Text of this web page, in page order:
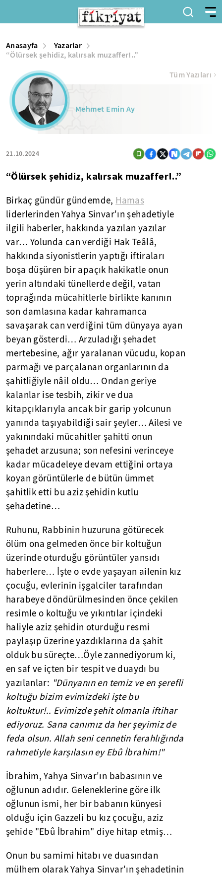
Anasayfa
Yazarlar
“Ölürsek şehidiz, kalırsak muzaffer!..”
Mehmet Emin Ay
21.10.2024
Tüm Yazıları
“Ölürsek şehidiz, kalırsak muzaffer!..”
Birkaç gündür gündemde, Hamas
liderlerinden Yahya Sinvar'ın şehadetiyle
ilgili haberler, hakkında yazılan yazılar
var… Yolunda can verdiği Hak Teâlâ,
hakkında siyonistlerin yaptığı iftiraları
boşa düşüren bir apaçık hakikatle onun
yerin altındaki tünellerde değil, vatan
toprağında mücahitlerle birlikte kanının
son damlasına kadar kahramanca
savaşarak can verdiğini tüm dünyaya ayan
beyan gösterdi… Arzuladığı şehadet
mertebesine, ağır yaralanan vücudu, kopan
parmağı ve parçalanan organlarının da
şahitliğiyle nâil oldu… Ondan geriye
kalanlar ise tesbih, zikir ve dua
kitapçıklarıyla ancak bir garip yolcunun
yanında taşıyabildiği sair şeyler… Ailesi ve
yakınındaki mücahitler şahitti onun
şehadet arzusuna; son nefesini verinceye
kadar mücadeleye devam ettiğini ortaya
koyan görüntülerle de bütün ümmet
şahitlik etti bu aziz şehidin kutlu
şehadetine…
Ruhunu, Rabbinin huzuruna götürecek
ölüm ona gelmeden önce bir koltuğun
üzerinde oturduğu görüntüler yansıdı
haberlere… İşte o evde yaşayan ailenin kız
çocuğu, evlerinin işgalciler tarafından
harabeye döndürülmesinden önce çekilen
resimle o koltuğu ve yıkıntılar içindeki
haliyle aziz şehidin oturduğu resmi
paylaşıp üzerine yazdıklarına da şahit
olduk bu süreçte…Öyle zannediyorum ki,
en saf ve içten bir tespit ve duaydı bu
yazılanlar: "Dünyanın en temiz ve en şerefli
koltuğu bizim evimizdeki işte bu
koltuktur!.. Evimizde şehit olmanla iftihar
ediyoruz. Sana canımız da her şeyimiz de
feda olsun. Allah seni cennetin ferahlığında
rahmetiyle karşılasın ey Ebû İbrahim!"
İbrahim, Yahya Sinvar'ın babasının ve
oğlunun adıdır. Geleneklerine göre ilk
oğlunun ismi, her bir babanın künyesi
olduğu için Gazzeli bu kız çocuğu, aziz
şehide "Ebû İbrahim" diye hitap etmiş…
Onun bu samimi hitabı ve duasından
mülhem olarak Yahya Sinvar'ın şehadetinin